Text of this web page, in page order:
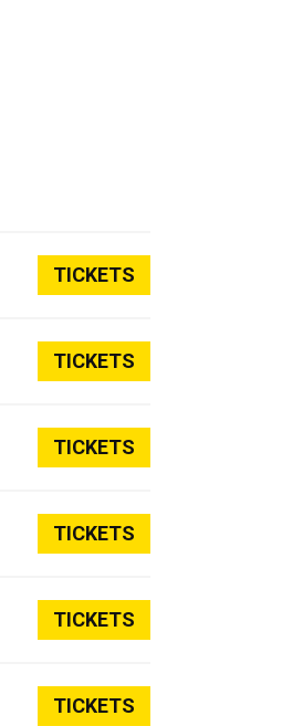
TICKETS
TICKETS
TICKETS
TICKETS
TICKETS
TICKETS